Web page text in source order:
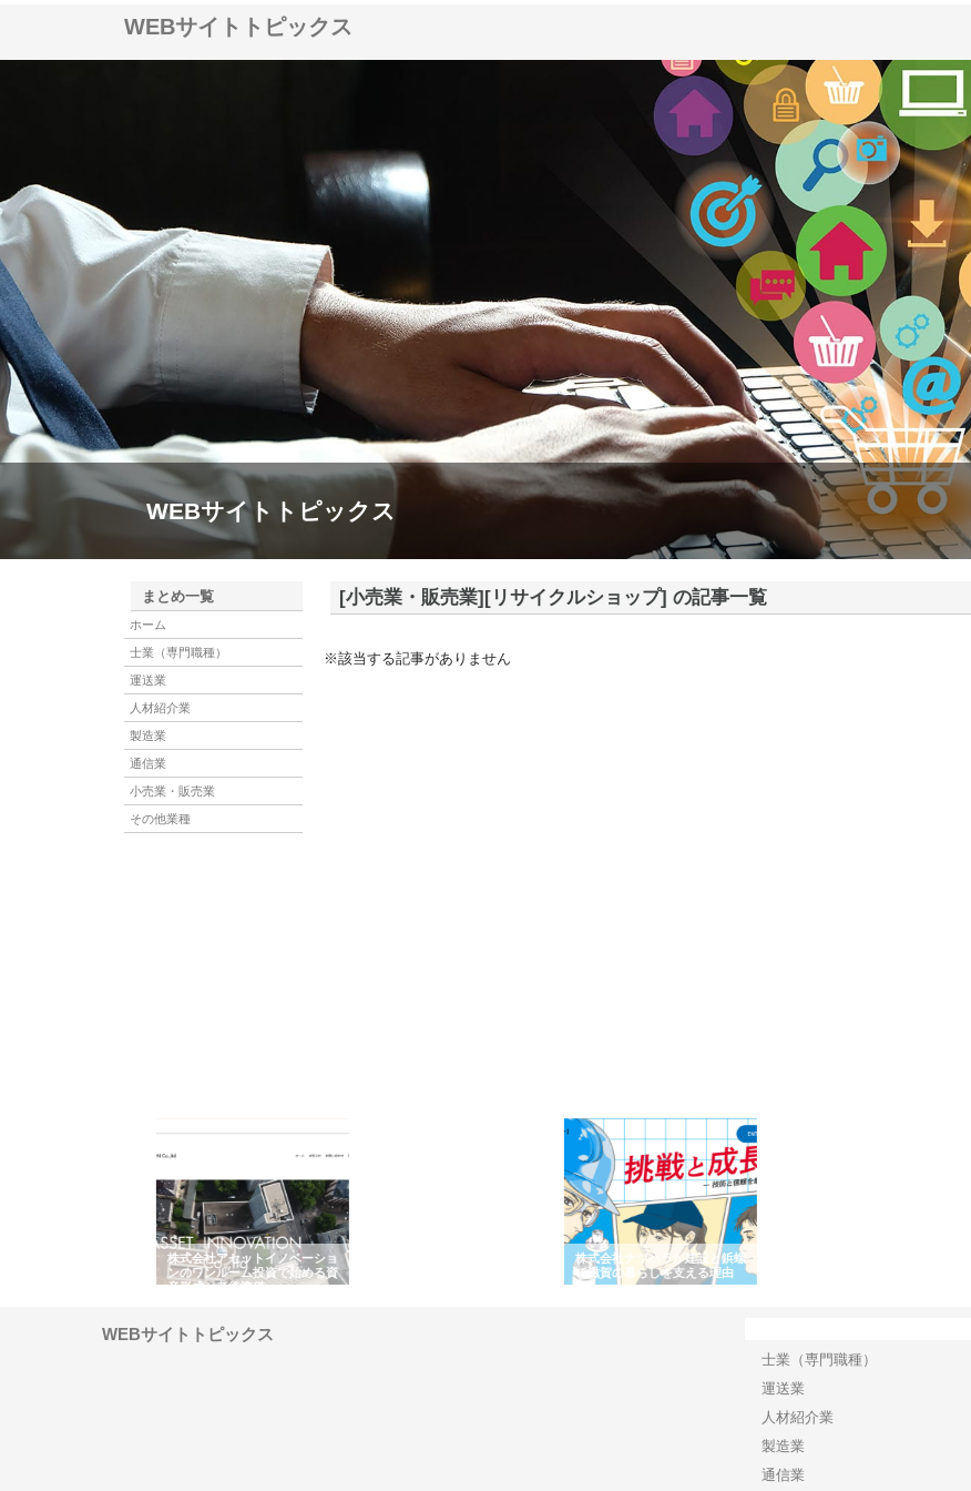
WEBサイトトピックス
WEBサイトトピックス
まとめ一覧
ホーム
士業（専門職種）
運送業
人材紹介業
製造業
通信業
小売業・販売業
その他業種
[小売業・販売業][リサイクルショップ] の記事一覧
※該当する記事がありません
株式会社アセットイノベーショ
ンのワンルーム投資で始める資
産形成と老後準備
株式会社ナツハラが建設と鋲螺
で滋賀の暮らしを支える理由
WEBサイトトピックス
士業（専門職種）
運送業
人材紹介業
製造業
通信業